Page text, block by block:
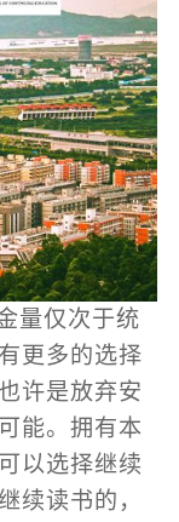
量仅次于统
更多的选择
许是放弃安
能。拥有本
以选择继续
续读书的，